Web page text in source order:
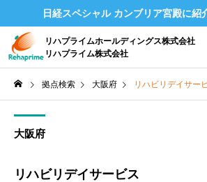
日経スペシャル カンブリア宮殿に紹
リハプライムホールディングス株式会社
リハプライム株式会社
拠点検索 大阪府 リハビリデイサービス
大阪府
リハビリデイサービス